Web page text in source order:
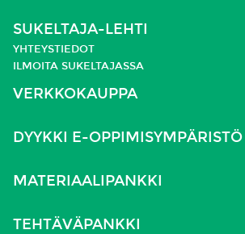
SUKELTAJA-LEHTI
YHTEYSTIEDOT
ILMOITA SUKELTAJASSA
VERKKOKAUPPA
DYYKKI E-OPPIMISYMPÄRISTÖ
MATERIAALIPANKKI
TEHTÄVÄPANKKI